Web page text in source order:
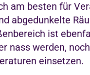
am besten für
abgedunkelte
ist
nass werden,
einsetzen.